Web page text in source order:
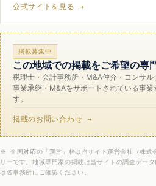
公式サイトを見る →
掲載募集中
この地域での掲載をご希望の専
税理士・会計事務所・M&A仲介・コンサ
事業承継・M&Aをサポートされている事業
す。
掲載のお問い合わせ →
※ 全国対応の「運営」枠は当サイト運営会社（株
リーです。地域専門家の掲載は当サイトの調査デー
は各事務所にご確認ください。